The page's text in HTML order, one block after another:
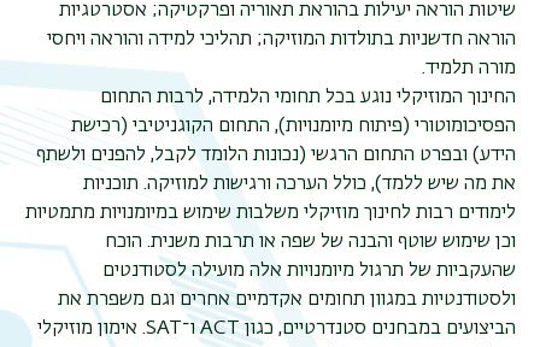
שיטות הוראה יעילות בהוראת תאוריה ופרקטיקה; אסטרטגיות
הוראה חדשניות בתולדות המוזיקה; תהליכי למידה והוראה ויחסי
מורה תלמיד.
החינוך המוזיקלי נוגע בכל תחומי הלמידה, לרבות התחום
הפסיכומוטורי (פיתוח מיומנויות), התחום הקוגניטיבי (רכישת
הידע) ובפרט התחום הרגשי (נכונות הלומד לקבל, להפנים ולשתף
את מה שיש ללמד), כולל הערכה ורגישות למוזיקה. תוכניות
לימודים רבות לחינוך מוזיקלי משלבות שימוש במיומנויות מתמטיות
וכן שימוש שוטף והבנה של שפה או תרבות משנית. הוכח
שהעקביות של תרגול מיומנויות אלה מועילה לסטודנטים
ולסטודנטיות במגוון תחומים אקדמיים אחרים וגם משפרת את
הביצועים במבחנים סטנדרטיים, כגון ACT ו־SAT. אימון מוזיקלי